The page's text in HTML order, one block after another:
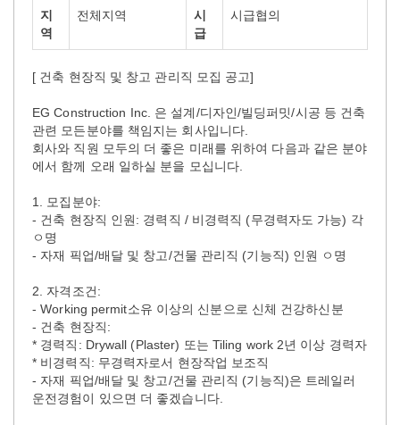
지
역
전체지역
시
급
시급협의
[ 건축 현장직 및 창고 관리직 모집 공고]
EG Construction Inc. 은 설계/디자인/빌딩퍼밋/시공 등 건축
관련 모든분야를 책임지는 회사입니다.
회사와 직원 모두의 더 좋은 미래를 위하여 다음과 같은 분야
에서 함께 오래 일하실 분을 모십니다.
1. 모집분야:
- 건축 현장직 인원: 경력직 / 비경력직 (무경력자도 가능) 각
ㅇ명
- 자재 픽업/배달 및 창고/건물 관리직 (기능직) 인원 ㅇ명
2. 자격조건:
- Working permit소유 이상의 신분으로 신체 건강하신분
- 건축 현장직:
* 경력직: Drywall (Plaster) 또는 Tiling work 2년 이상 경력자
* 비경력직: 무경력자로서 현장작업 보조직
- 자재 픽업/배달 및 창고/건물 관리직 (기능직)은 트레일러
운전경험이 있으면 더 좋겠습니다.